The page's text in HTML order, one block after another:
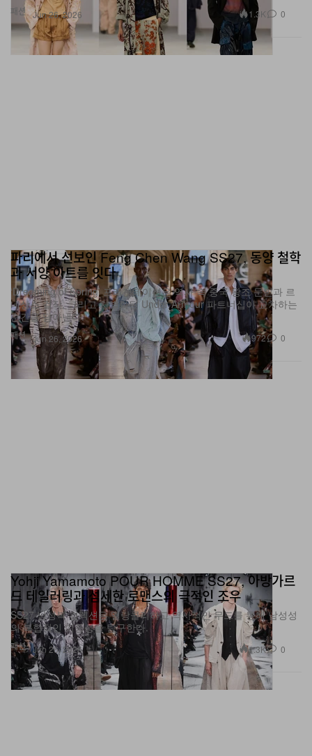
패션 Jun 26, 2026 1.3K 0
패션
파리에서 선보인 Feng Chen Wang SS27, 동양 철학
과 서양 아트를 잇다
‘Dreaming of Spring’ 프레젠테이션은 역사 속 중국 왕조 문인과 르
네상스 걸작, 그리고 차별화된 Under Armour 파트너십이 교차하는
순간을 담아낸다.
Jun 26, 2026 972 0
패션
Yohji Yamamoto POUR HOMME SS27, 아방가르
드 테일러링과 섬세한 로맨스의 극적인 조우
SS27 남성복 컬렉션은 멜랑콜리하고 역사적인 무드를 통해 남성성
의 복합적인 이중성을 탐구한다.
Jun 26, 2026 1.3K 0